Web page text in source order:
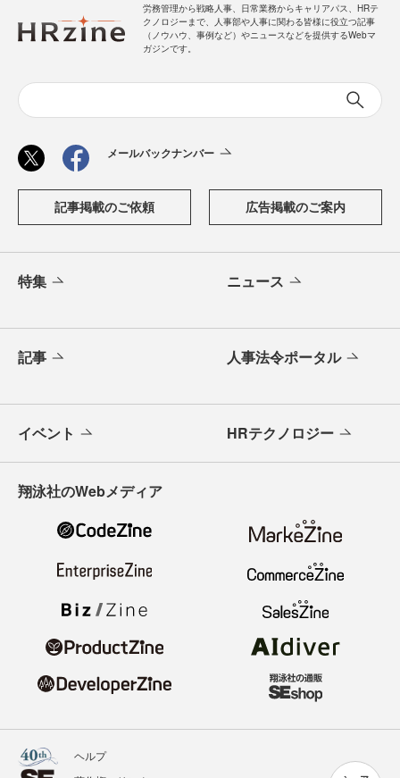
労務管理から戦略人事、日常業務からキャリアパス、HRテ
クノロジーまで、人事部や人事に関わる皆様に役立つ記事
（ノウハウ、事例など）やニュースなどを提供するWebマ
ガジンです。
メールバックナンバー
記事掲載のご依頼 広告掲載のご案内
特集 ニュース
記事 人事法令ポータル
イベント HRテクノロジー
翔泳社のWebメディア
ヘルプ